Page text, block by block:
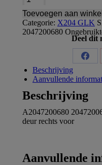
W204
X204
GLK
voor
aantal
Toevoegen aan
Categorie: X204 GLK
2047200680
Deel dit
on
Beschrijving
Aanvullende
Beschrijving
A2047200680
deur rechts voor
Aanvullende